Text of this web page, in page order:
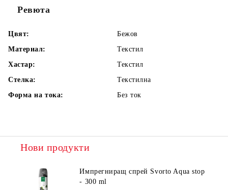
Ревюта
Цвят:
Бежов
Материал:
Текстил
Хастар:
Текстил
Стелка:
Текстилна
Форма на тока:
Без ток
Нови продукти
Импрегниращ спрей Svorto Aqua stop
- 300 ml